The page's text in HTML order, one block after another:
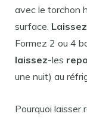
avec le torchon
surface.
Formez 2 ou 4
laissez-les
une nuit) au
Pourquoi laisser